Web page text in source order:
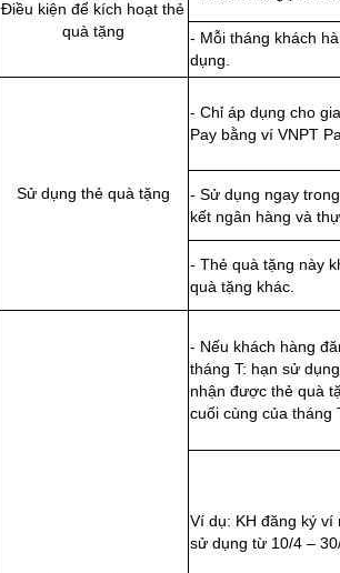
Điều kiện để kích hoạt thẻ
quà tặng
- Mỗi tháng khách
dụng.
Sử dụng thẻ quà tặng
- Chỉ áp dụng cho
Pay bằng ví VNPT
- Sử dụng ngay
kết ngân hàng và
- Thẻ quà tặng này
quà tặng khác.
- Nếu khách hàng
tháng T: hạn sử
nhận được thẻ quà
cuối cùng của tháng
Ví dụ: KH đăng ký ví
sử dụng từ 10/4 –